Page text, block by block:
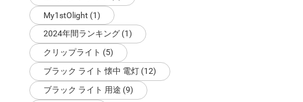
My1stOlight (1)
2024年間ランキング (1)
クリップライト (5)
ブラック ライト 懐中 電灯 (12)
ブラック ライト 用途 (9)